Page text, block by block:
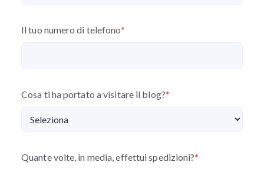
Il tuo numero di telefono*
Cosa ti ha portato a visitare il blog?*
Quante volte, in media, effettui spedizioni?*